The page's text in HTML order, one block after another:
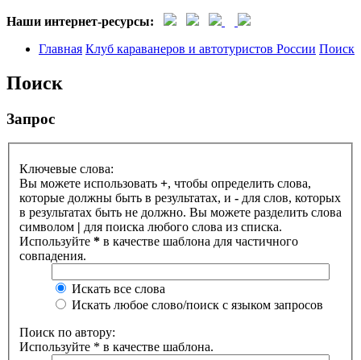
Наши интернет-ресурсы:
Главная Клуб караванеров и автотуристов России Поиск
Поиск
Запрос
Ключевые слова:
Вы можете использовать +, чтобы определить слова,
которые должны быть в результатах, и - для слов, которых
в результатах быть не должно. Вы можете разделить слова
символом | для поиска любого слова из списка.
Используйте * в качестве шаблона для частичного
совпадения.
Искать все слова
Искать любое слово/поиск с языком запросов
Поиск по автору:
Используйте * в качестве шаблона.